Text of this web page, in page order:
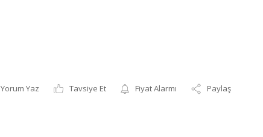
Yorum Yaz Tavsiye Et Fiyat Alarmı Paylaş